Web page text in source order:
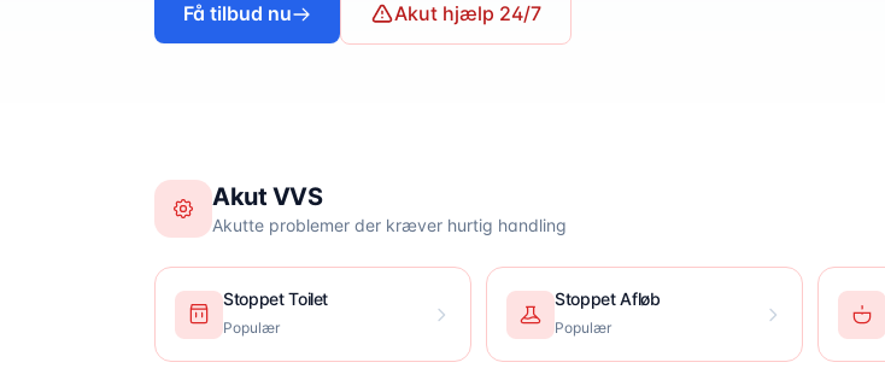
Få tilbud nu Akut hjælp 24/7
Akut VVS
Akutte problemer der kræver hurtig handling
Stoppet Toilet
Populær
Stoppet Afløb
Populær